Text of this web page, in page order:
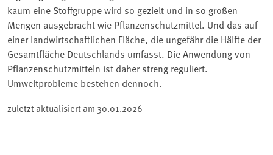
kaum eine Stoffgruppe wird so gezielt und in so großen
Mengen ausgebracht wie Pflanzenschutzmittel. Und das auf
einer landwirtschaftlichen Fläche, die ungefähr die Hälfte der
Gesamtfläche Deutschlands umfasst. Die Anwendung von
Pflanzenschutzmitteln ist daher streng reguliert.
Umweltprobleme bestehen dennoch.
zuletzt aktualisiert am 30.01.2026